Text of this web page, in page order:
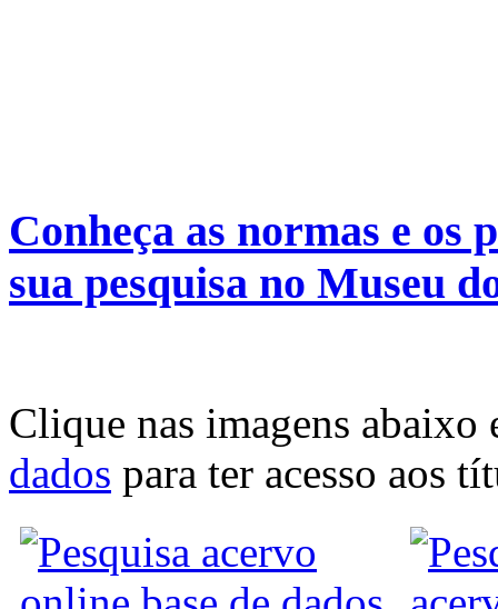
Conheça as normas e
sua pesquisa no Museu
Clique nas imagens
dados para ter acesso aos